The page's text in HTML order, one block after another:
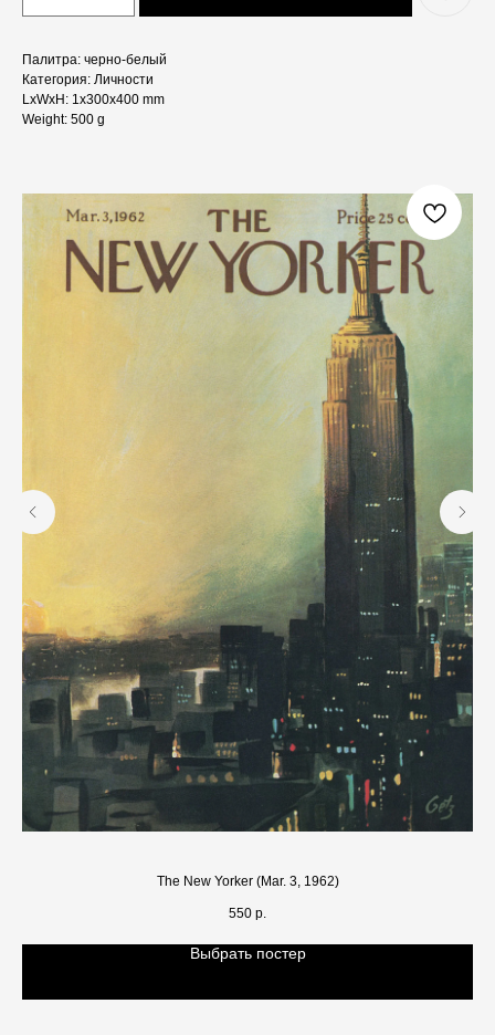
Палитра: черно-белый
Категория: Личности
LxWxH: 1x300x400 mm
Weight: 500 g
The New Yorker (Mar. 3, 1962)
550 р.
Выбрать постер